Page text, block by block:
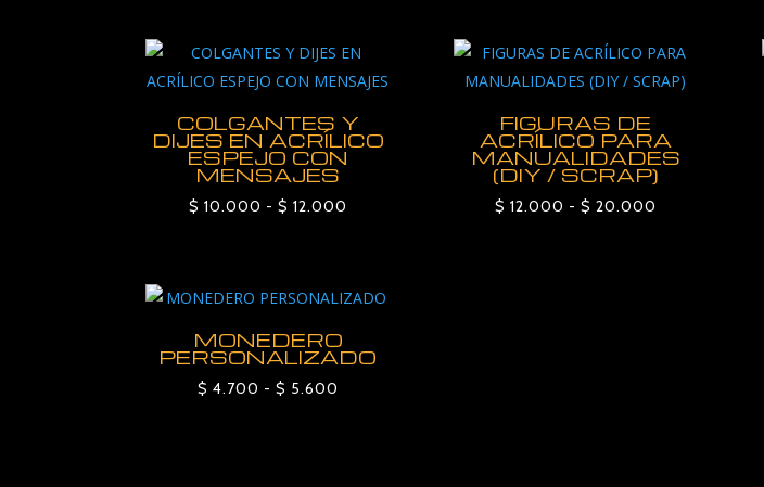
COLGANTES Y
DIJES EN ACRÍLICO
ESPEJO CON
MENSAJES
$ 10.000 - $ 12.000
desde
FIGURAS DE
ACRÍLICO PARA
MANUALIDADES
(DIY / SCRAP)
$ 12.000 - $ 20.000
MONEDERO
PERSONALIZADO
$ 4.700 - $ 5.600